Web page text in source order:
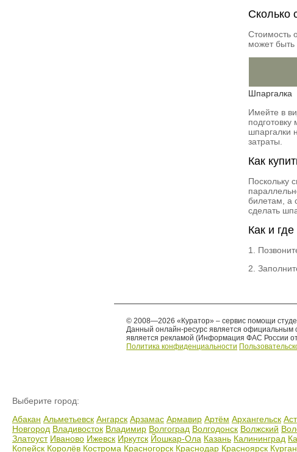
Сколько
Стоимость
может быть
Шпаргалка
Имейте в
шпаргалки
затраты.
Как
Поскольку
билетам, а
сделать
Как и
1.
2.
© 2008—2026 «Куратор» – сервис помощи
Данный онлайн-ресурс является
является рекламой (Информация ФАС России
Политика конфиденциальности
Выберите город:
Абакан Альметьевск Ангарск Арзамас Армавир Артём Архангельск
Новгород Владивосток Владимир Волгоград Волгодонск Волжский
Златоуст Иваново Ижевск Иркутск Йошкар-Ола Казань Калининград
Копейск Королёв Кострома Красногорск Краснодар Красноярск Курган